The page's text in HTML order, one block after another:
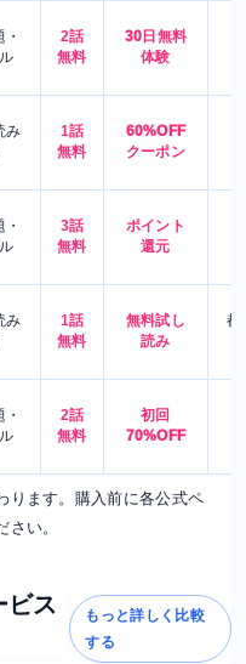
2話
無料
30日無料
体験
み
1話
無料
60%OFF
クーポン
3話
無料
ポイント
還元
み
1話
無料
無料試し
読み
都
2話
無料
初回
70%OFF
ります。購入前に各公式ペ
い。
ビス
もっと詳しく比較
する